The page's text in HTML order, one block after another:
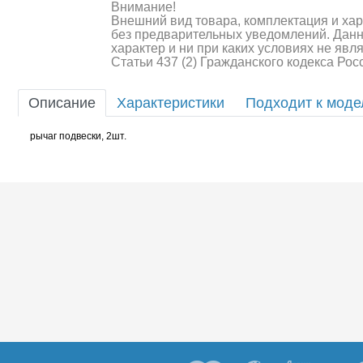
Шоссейки/дрифт/
Внимание!
Внешний вид товара, комплектация и
без предварительных уведомлений.
характер и ни при каких условиях не
Статьи 437 (2) Гражданского кодекса
Описание Характеристики Подходит к
рычаг подвески, 2шт.